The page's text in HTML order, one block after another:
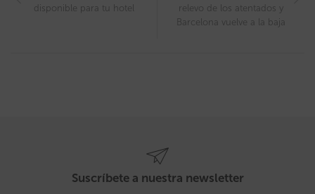
disponible para tu hotel
relevo de los atentados y
Barcelona vuelve a la baja
Suscríbete a nuestra newsletter